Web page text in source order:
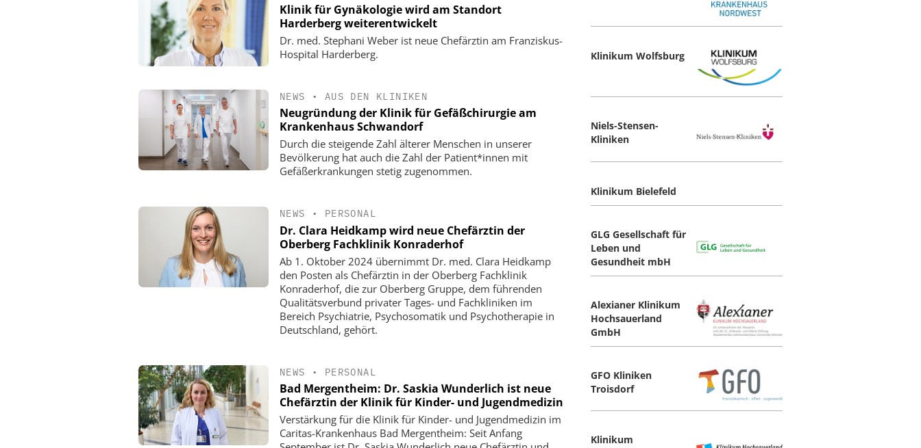
Klinik für Gynäkologie wird am Standort
Harderberg weiterentwickelt
Dr. med. Stephani Weber ist neue Chefärztin am Franziskus-
Hospital Harderberg.
NEWS • AUS DEN KLINIKEN
Neugründung der Klinik für Gefäßchirurgie am
Krankenhaus Schwandorf
Durch die steigende Zahl älterer Menschen in unserer
Bevölkerung hat auch die Zahl der Patient*innen mit
Gefäßerkrankungen stetig zugenommen.
NEWS • PERSONAL
Dr. Clara Heidkamp wird neue Chefärztin der
Oberberg Fachklinik Konraderhof
Ab 1. Oktober 2024 übernimmt Dr. med. Clara Heidkamp
den Posten als Chefärztin in der Oberberg Fachklinik
Konraderhof, die zur Oberberg Gruppe, dem führenden
Qualitätsverbund privater Tages- und Fachkliniken im
Bereich Psychiatrie, Psychosomatik und Psychotherapie in
Deutschland, gehört.
NEWS • PERSONAL
Bad Mergentheim: Dr. Saskia Wunderlich ist neue
Chefärztin der Klinik für Kinder- und Jugendmedizin
Verstärkung für die Klinik für Kinder- und Jugendmedizin im
Caritas-Krankenhaus Bad Mergentheim: Seit Anfang
Klinikum Wolfsburg
Niels-Stensen-
Kliniken
Klinikum Bielefeld
GLG Gesellschaft für
Leben und
Gesundheit mbH
Alexianer Klinikum
Hochsauerland
GmbH
GFO Kliniken
Troisdorf
Klinikum